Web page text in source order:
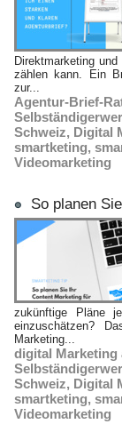
Direktmarketing
zählen kann. Ein
zur...
Agentur-Brief-
Schweiz, Digital
smartketing,
Videomarketing
So planen
zukünftige Pläne
einzuschätzen?
Marketing...
digital Marketing
Schweiz, Digital
smartketing,
Videomarketing